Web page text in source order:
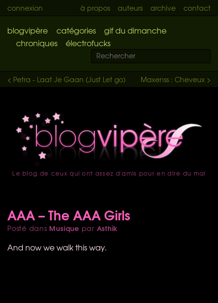
connexion à propos auteurs archive contact
blogvipère catégories
gif du dimanche
chroniques
électrofucks
Maxenss : Cheveux >
< Petra - Laat Je Gaan (Just Let go)
accueil
Le blog de ceux qui ont assez d'amis pour en dire du mal
AAA – The AAA Girls
Posté dans Musique par Asthik
And now we walk this way.